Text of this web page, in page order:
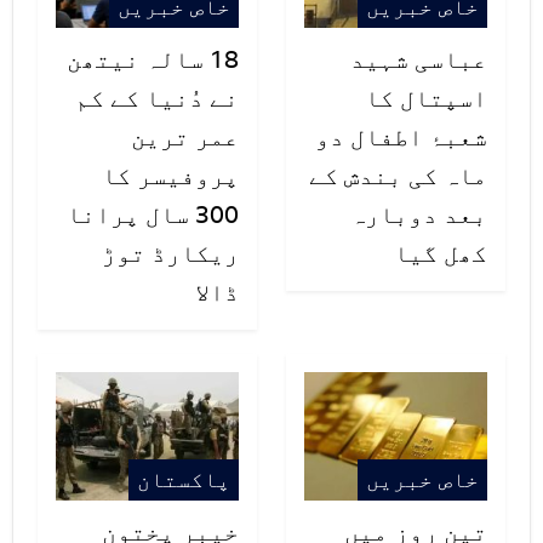
رپورٹ ہوئے ہیں۔
نیشنل کمانڈ اینڈ آپریشن سینٹر کے
کورونا سے مزید 67 افراد جاں بحق
ہوگئے ہیں جس کے بعد ملک میں اس
وائرس سے لقمہ اجل بننے والے افراد
پنجاب میں 683، سندھ میں 634 ، خیبر
پختون خوا میں 561، بلوچستان میں
54، وفاقی دارالحکومت میں 45، گلگت
خاص خبریں
عباسی شہید
اسپتال کا
شعبۂ اطفال دو
ماہ کی بندش کے
بعد دوبارہ
کھل گیا
خاص خبریں
18 سالہ نیتھن
نے دُنیا کے کم
عمر ترین
پروفیسر کا
300 سال پرانا
ریکارڈ توڑ
ڈالا
خاص خبریں
تین روز میں
پاکستان
خیبر پختون